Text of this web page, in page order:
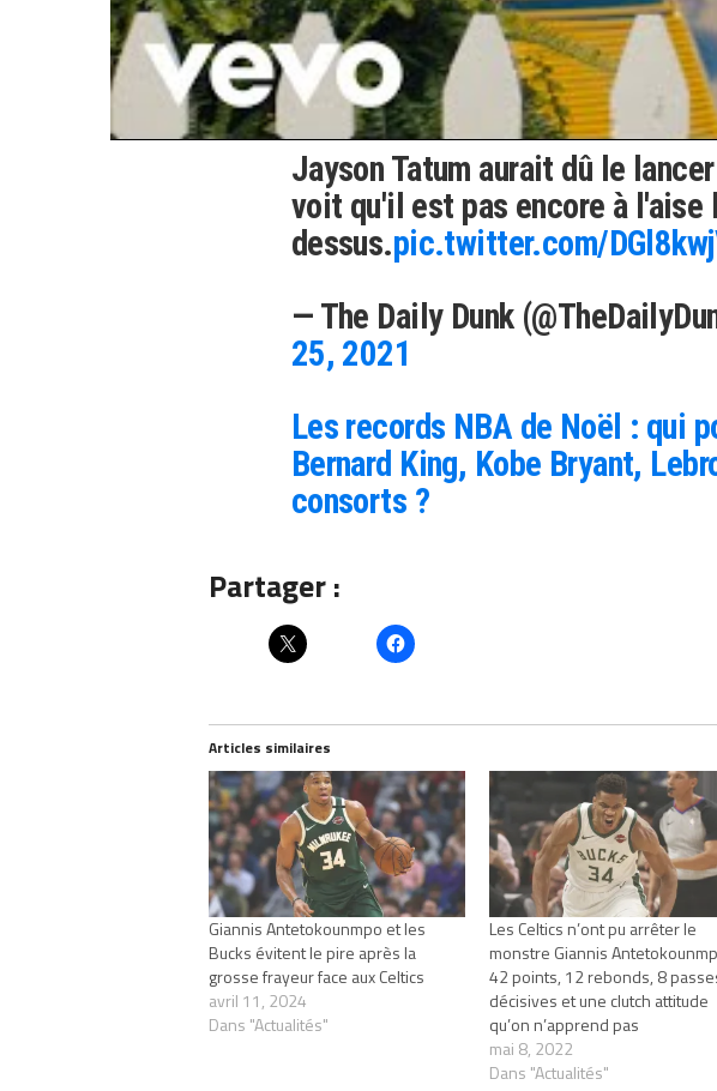
Giannis est trop fort !! Être le
l'année c'est pas limiter son
8/25
Jayson Tatum aurait dû le
voit qu'il est pas encore à l'aise
dessus.pic.twitter.com/
— The Daily Dunk
25, 2021
Les records NBA de Noël : qui
Bernard King, Kobe Bryant,
consorts ?
Partager :
Articles similaires
Giannis Antetokounmpo et les
Bucks évitent le pire après la
grosse frayeur face aux Celtics
avril 11, 2024
Dans "Actualités"
Les Celtics n’ont pu arrêter le
monstre Giannis
42 points, 12 rebonds, 8
décisives et une clutch attitude
qu’on n’apprend pas
mai 8, 2022
Dans "Actualités"